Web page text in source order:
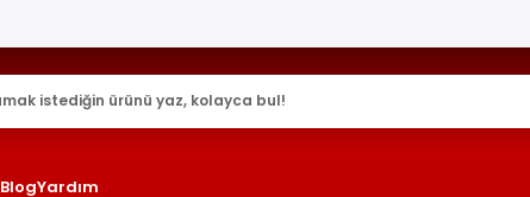
BlogYardım